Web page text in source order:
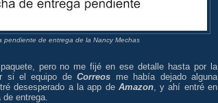
pendiente de entrega de la Nancy Mechas
pero no me fijé en ese detalle hasta por la
si el equipo deCorreos me había dejado alguna
desesperado a la app de Amazon, y ahí entré en
entrega.